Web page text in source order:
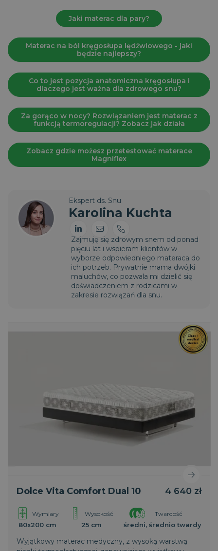
Jaki materac dla pary?
Materac na ból kręgosłupa lędźwiowego - jaki
będzie najlepszy?
Co to jest pozycja anatomiczna kręgosłupa i
dlaczego jest ważna dla zdrowego snu?
Za gorąco w nocy? Rozwiązaniem jest materac z
funkcją termoregulacji? Zobacz jak działa
Zobacz gdzie możesz przetestować materace
Magniflex
Ekspert ds. Snu
Karolina Kuchta
Zajmuję się zdrowym snem od ponad
pięciu lat i wspieram klientów w
wyborze odpowiedniego materaca do
ich potrzeb. Prywatnie mama dwójki
maluchów, co pozwala mi dzielić się
doświadczeniem z rodzicami w
zakresie rozwiązań dla snu.
Dolce Vita Comfort Dual 10 4 640 zł
Wymiary
80x200 cm
Wysokość
25 cm
Twardość
średni, średnio twardy
Wyjątkowy materac medyczny, z wysoką warstwą
Google Analytics.
Przechowuje i
aktualizuje
odwiedzanej
liczenia i śledzenia